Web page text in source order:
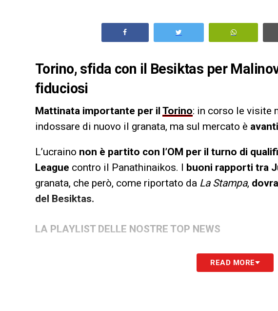
Torino, sfida con il Besiktas per
fiduciosi
Mattinata importante per il Torino: in corso le visite
indossare di nuovo il granata, ma sul mercato è
L’ucraino non è partito con l’OM per il turno di
League contro il Panathinaikos. I buoni rapporti tra
granata, che però, come riportato da La Stampa,
del Besiktas.
LA PLAYLIST DELLE NOSTRE TOP NEWS
READ MORE